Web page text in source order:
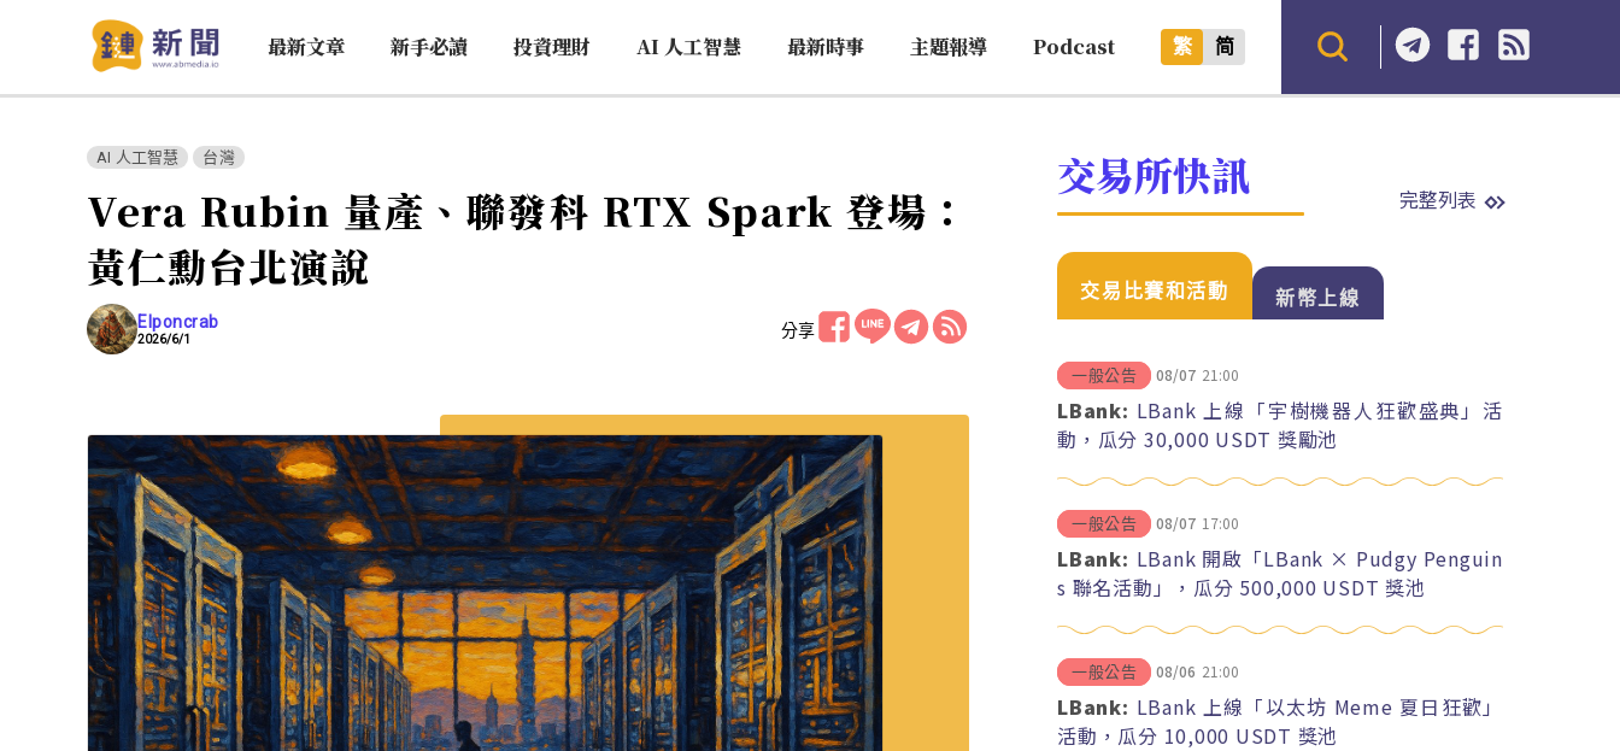
最新文章 新手必讀 投資理財 AI 人工智慧 最新時事 主題報導 Podcast 繁 简
AI 人工智慧 台灣
Vera Rubin 量產、聯發科 RTX Spark 登場：
黃仁勳台北演說
Elponcrab
2026/6/1 分享
交易所快訊 完整列表
交易比賽和活動 新幣上線
一般公告 08/07 21:00
LBank: LBank 上線「宇樹機器人狂歡盛典」活
動，瓜分 30,000 USDT 獎勵池
一般公告 08/07 17:00
LBank: LBank 開啟「LBank × Pudgy Penguin
s 聯名活動」，瓜分 500,000 USDT 獎池
一般公告 08/06 21:00
LBank: LBank 上線「以太坊 Meme 夏日狂歡」
活動，瓜分 10,000 USDT 獎池